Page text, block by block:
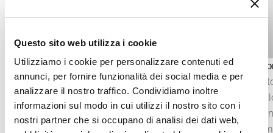
Questo sito web utilizza i cookie
Utilizziamo i cookie per personalizzare contenuti ed
annunci, per fornire funzionalità dei social media e per
analizzare il nostro traffico. Condividiamo inoltre
informazioni sul modo in cui utilizzi il nostro sito con i
nostri partner che si occupano di analisi dei dati web,
Indicatore di riserva di carica
L’indicatore della riserva di carica mostra
l’autonomia residua del movimento prima che
debba essere nuovamente caricato. Permette di
monitorare l’energia disponibile nel bariletto,
il